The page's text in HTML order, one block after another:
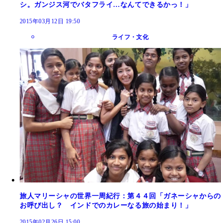
シ。ガンジス河でバタフライ…なんてできるかっ！」
2015年03月12日 19:50
ライフ・文化
旅人マリーシャの世界一周紀行：第４４回「ガネーシャからの
お呼び出し？ インドでのカレーなる旅の始まり！」